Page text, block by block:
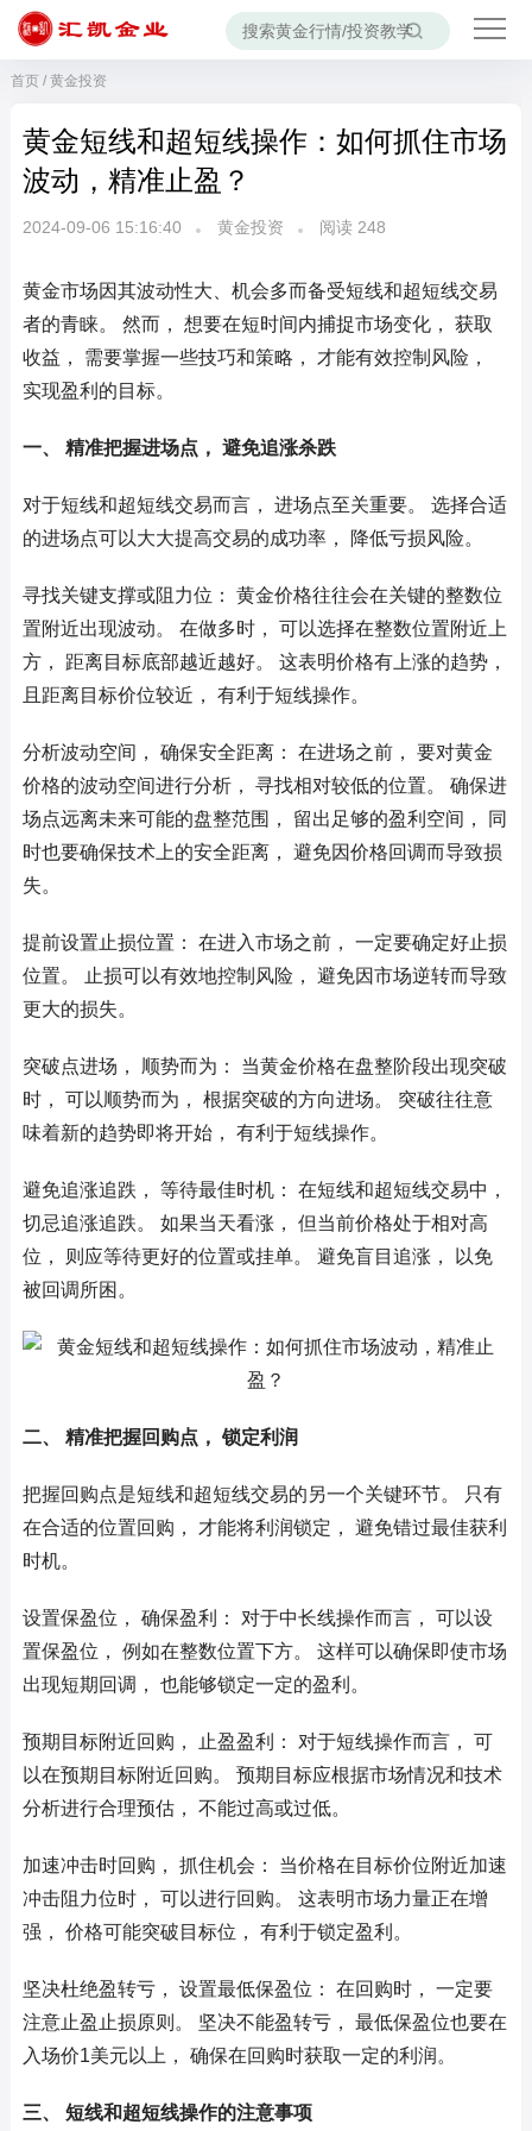
首页/ 黄金投资
黄金短线和超短线操作：如何抓住市场
波动，精准止盈？
2024-09-06 15:16:40 黄金投资 阅读 248
黄金市场因其波动性大、机会多而备受短线和超短线交易
者的青睐。 然而， 想要在短时间内捕捉市场变化， 获取
收益， 需要掌握一些技巧和策略， 才能有效控制风险，
实现盈利的目标。
一、 精准把握进场点， 避免追涨杀跌
对于短线和超短线交易而言， 进场点至关重要。 选择合适
的进场点可以大大提高交易的成功率， 降低亏损风险。
寻找关键支撑或阻力位： 黄金价格往往会在关键的整数位
置附近出现波动。 在做多时， 可以选择在整数位置附近上
方， 距离目标底部越近越好。 这表明价格有上涨的趋势，
且距离目标价位较近， 有利于短线操作。
分析波动空间， 确保安全距离： 在进场之前， 要对黄金
价格的波动空间进行分析， 寻找相对较低的位置。 确保进
场点远离未来可能的盘整范围， 留出足够的盈利空间， 同
时也要确保技术上的安全距离， 避免因价格回调而导致损
失。
提前设置止损位置： 在进入市场之前， 一定要确定好止损
位置。 止损可以有效地控制风险， 避免因市场逆转而导致
更大的损失。
突破点进场， 顺势而为： 当黄金价格在盘整阶段出现突破
时， 可以顺势而为， 根据突破的方向进场。 突破往往意
味着新的趋势即将开始， 有利于短线操作。
避免追涨追跌， 等待最佳时机： 在短线和超短线交易中，
切忌追涨追跌。 如果当天看涨， 但当前价格处于相对高
位， 则应等待更好的位置或挂单。 避免盲目追涨， 以免
被回调所困。
二、 精准把握回购点， 锁定利润
把握回购点是短线和超短线交易的另一个关键环节。 只有
在合适的位置回购， 才能将利润锁定， 避免错过最佳获利
时机。
设置保盈位， 确保盈利： 对于中长线操作而言， 可以设
置保盈位， 例如在整数位置下方。 这样可以确保即使市场
出现短期回调， 也能够锁定一定的盈利。
预期目标附近回购， 止盈盈利： 对于短线操作而言， 可
以在预期目标附近回购。 预期目标应根据市场情况和技术
分析进行合理预估， 不能过高或过低。
加速冲击时回购， 抓住机会： 当价格在目标价位附近加速
冲击阻力位时， 可以进行回购。 这表明市场力量正在增
强， 价格可能突破目标位， 有利于锁定盈利。
坚决杜绝盈转亏， 设置最低保盈位： 在回购时， 一定要
注意止盈止损原则。 坚决不能盈转亏， 最低保盈位也要在
入场价1美元以上， 确保在回购时获取一定的利润。
三、 短线和超短线操作的注意事项